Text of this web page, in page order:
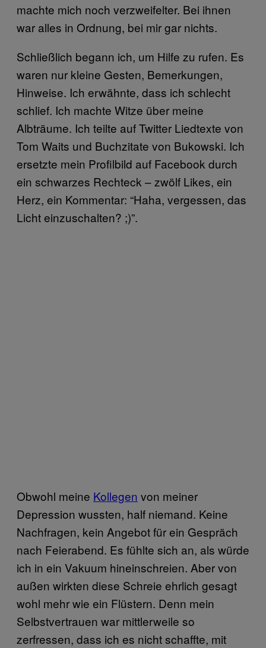
machte mich noch verzweifelter. Bei ihnen
war alles in Ordnung, bei mir gar nichts.
Schließlich begann ich, um Hilfe zu rufen. Es
waren nur kleine Gesten, Bemerkungen,
Hinweise. Ich erwähnte, dass ich schlecht
schlief. Ich machte Witze über meine
Albträume. Ich teilte auf Twitter Liedtexte von
Tom Waits und Buchzitate von Bukowski. Ich
ersetzte mein Profilbild auf Facebook durch
ein schwarzes Rechteck – zwölf Likes, ein
Herz, ein Kommentar: “Haha, vergessen, das
Licht einzuschalten? ;)”.
Obwohl meine Kollegen von meiner
Depression wussten, half niemand. Keine
Nachfragen, kein Angebot für ein Gespräch
nach Feierabend. Es fühlte sich an, als würde
ich in ein Vakuum hineinschreien. Aber von
außen wirkten diese Schreie ehrlich gesagt
wohl mehr wie ein Flüstern. Denn mein
Selbstvertrauen war mittlerweile so
zerfressen, dass ich es nicht schaffte, mit